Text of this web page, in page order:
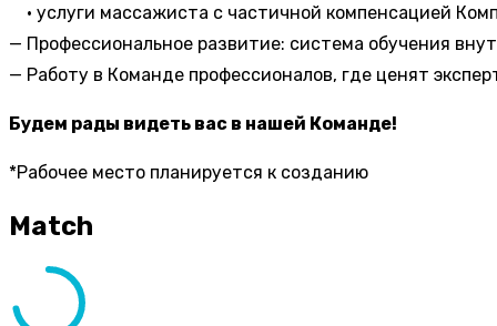
• услуги массажиста с частичной компенсацией
— Профессиональное развитие: система обучения
— Работу в Команде профессионалов, где ценят
Будем рады видеть вас в нашей Команде!
*Рабочее место планируется к созданию
Match